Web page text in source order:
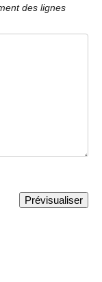
des lignes